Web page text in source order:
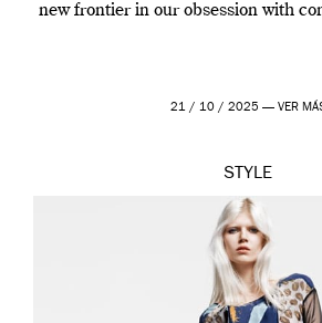
new frontier in our obsession with
21 / 10 / 2025 — VER
STYLE